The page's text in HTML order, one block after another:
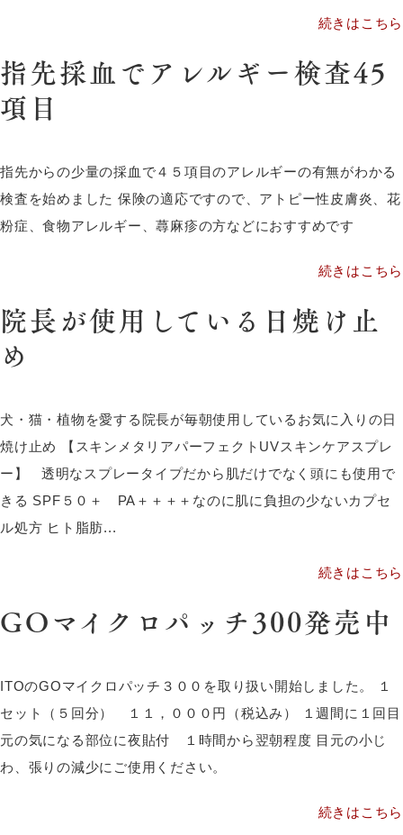
続きはこちら
指先採血でアレルギー検査45
項目
指先からの少量の採血で４５項目のアレルギーの有無がわかる
検査を始めました 保険の適応ですので、アトピー性皮膚炎、花
粉症、食物アレルギー、蕁麻疹の方などにおすすめです
続きはこちら
院長が使用している日焼け止
め
犬・猫・植物を愛する院長が毎朝使用しているお気に入りの日
焼け止め 【スキンメタリアパーフェクトUVスキンケアスプレ
ー】 透明なスプレータイプだから肌だけでなく頭にも使用で
きる SPF５０＋ PA＋＋＋＋なのに肌に負担の少ないカプセ
ル処方 ヒト脂肪...
続きはこちら
GOマイクロパッチ300発売中
ITOのGOマイクロパッチ３００を取り扱い開始しました。 １
セット（５回分） １１，０００円（税込み） １週間に１回目
元の気になる部位に夜貼付 １時間から翌朝程度 目元の小じ
わ、張りの減少にご使用ください。
続きはこちら